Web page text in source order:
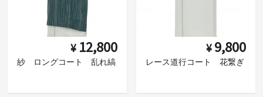
¥ 12,800
紗 ロングコート 乱れ縞
¥ 9,800
レース道行コート 花繋ぎ